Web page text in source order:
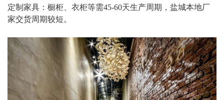
定制家具：橱柜、衣柜等需45-60天生产周期，盐城本地厂
家交货周期较短。